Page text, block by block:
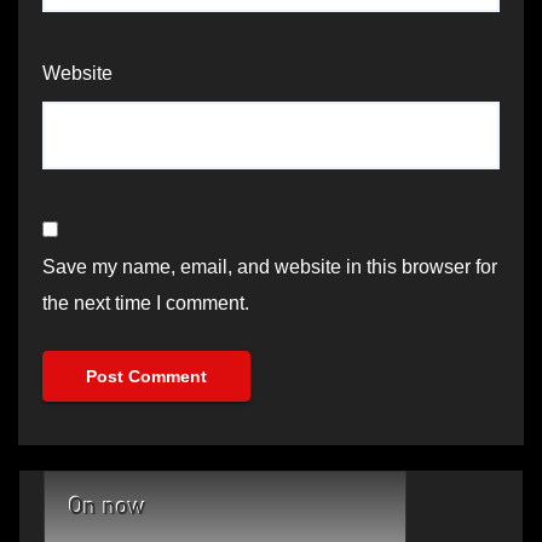
Website
Save my name, email, and website in this browser for
the next time I comment.
On now